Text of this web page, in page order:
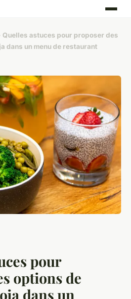
Quelles astuces pour proposer des
dans un menu de restaurant
pour
options de
dans un